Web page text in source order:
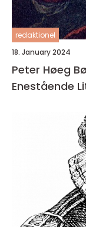
redaktionel
18. January 2024
Peter Høeg
Enestående